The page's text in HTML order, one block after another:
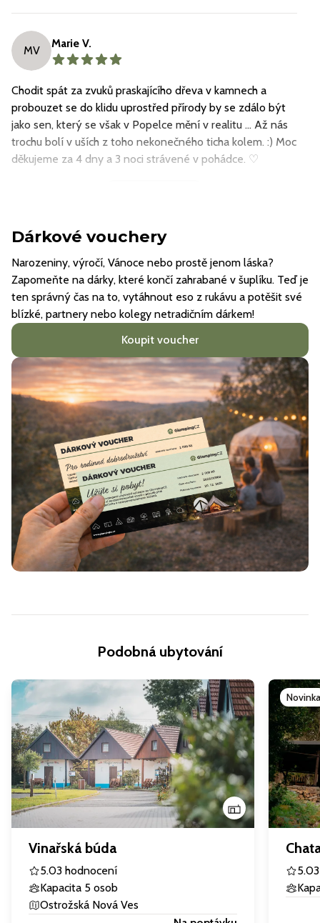
MV
Marie V.
Chodit spát za zvuků praskajícího dřeva v kamnech a
probouzet se do klidu uprostřed přírody by se zdálo být
jako sen, který se však v Popelce mění v realitu … Až nás
trochu bolí v uších z toho nekonečného ticha kolem. :) Moc
děkujeme za 4 dny a 3 noci strávené v pohádce. ♡
Dárkové vouchery
Narozeniny, výročí, Vánoce nebo prostě jenom láska?
Zapomeňte na dárky, které končí zahrabané v šuplíku. Teď je
ten správný čas na to, vytáhnout eso z rukávu a potěšit své
blízké, partnery nebo kolegy netradičním dárkem!
Koupit voucher
Podobná ubytování
Vinařská búda
5.03 hodnocení
Kapacita 5 osob
Ostrožská Nová Ves
Novinka
5.0